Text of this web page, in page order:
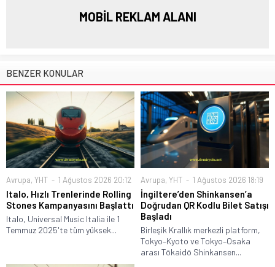
MOBİL REKLAM ALANI
BENZER KONULAR
Avrupa, YHT 1 Ağustos 2026 20:12
Italo, Hızlı Trenlerinde Rolling
Stones Kampanyasını Başlattı
Italo, Universal Music Italia ile 1
Temmuz 2025'te tüm yüksek...
Avrupa, YHT 1 Ağustos 2026 18:19
İngiltere’den Shinkansen’a
Doğrudan QR Kodlu Bilet Satışı
Başladı
Birleşik Krallık merkezli platform,
Tokyo–Kyoto ve Tokyo–Osaka
arası Tōkaidō Shinkansen...